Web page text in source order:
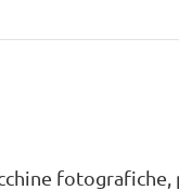
fotografiche,